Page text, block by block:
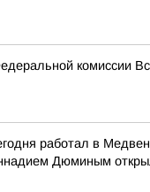
комиссии
работал в
Дюминым